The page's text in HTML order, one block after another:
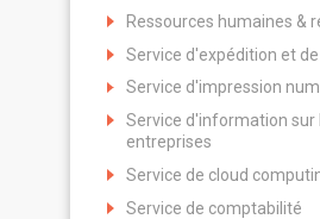
Ressources humaines &
Service d'expédition et
Service d'impression
Service d'information sur
entreprises
Service de cloud
Service de comptabilité